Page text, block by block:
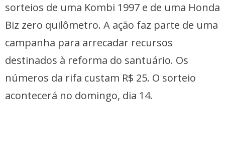
sorteios de uma Kombi 1997 e de uma Honda
Biz zero quilômetro. A ação faz parte de uma
campanha para arrecadar recursos
destinados à reforma do santuário. Os
números da rifa custam R$ 25. O sorteio
acontecerá no domingo, dia 14.